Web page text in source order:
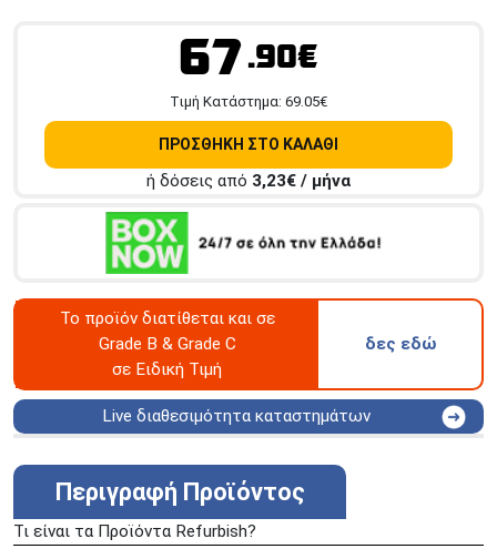
67.90€
Tιμή Κατάστημα: 69.05€
ΠΡΟΣΘΗΚΗ ΣΤΟ ΚΑΛΑΘΙ
ή δόσεις από 3,23€ / μήνα
Το προϊόν διατίθεται και σε
Grade Β & Grade C
σε Ειδική Τιμή
δες εδώ
Live διαθεσιμότητα καταστημάτων
ΑΘΗΝΑ
Στουρνάρη 27
ΠΕΡΙΣΤΕΡΙ
ΠΕΙΡΑΙΑΣ
Περιγραφή Προϊόντος
Τι είναι τα Προϊόντα Refurbish?